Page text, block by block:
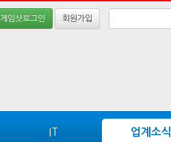
게임샷로그인 회원가입
IT 업계소식